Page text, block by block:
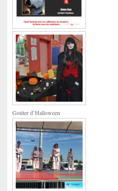
Goûter d’Halloween